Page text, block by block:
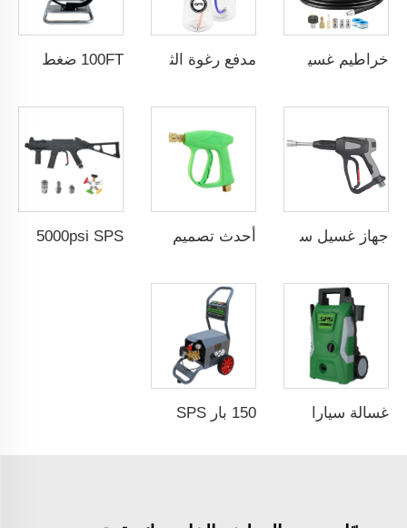
مدفع رغوة الثلج مقاس 1/4" QC M22-14 من البرونز الصلب مع جهاز قفل سهل وقارورة شفافة سعتها لتر واحد